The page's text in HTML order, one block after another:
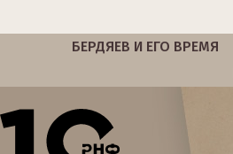
БЕРДЯЕВ И ЕГО ВРЕМЯ